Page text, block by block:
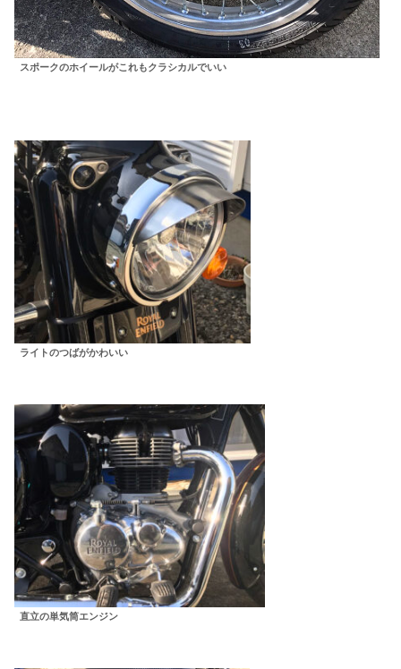
スポークのホイールがこれもクラシカルでいい
ライトのつばがかわいい
直立の単気筒エンジン